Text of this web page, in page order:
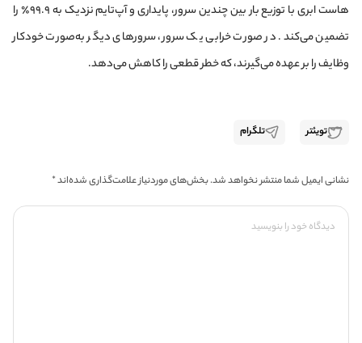
هاست ابری با توزیع بار بین چندین سرور، پایداری و آپ‌تایم نزدیک به ۹۹.۹٪ را
تضمین می‌کند. در صورت خرابی یک سرور، سرورهای دیگر به‌صورت خودکار
وظایف را بر عهده می‌گیرند، که خطر قطعی را کاهش می‌دهد.
تویئتر تلگرام
نشانی ایمیل شما منتشر نخواهد شد.بخش‌های موردنیاز علامت‌گذاری شده‌اند*